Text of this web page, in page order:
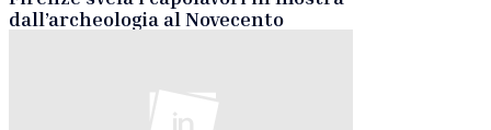
dall’archeologia al Novecento